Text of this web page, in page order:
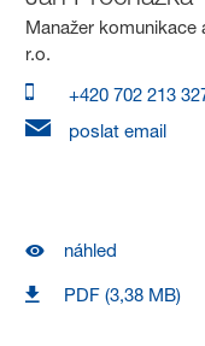
Manažer komunikace
r.o.
+420 702 213
poslat email
náhled
PDF (3,38 MB)